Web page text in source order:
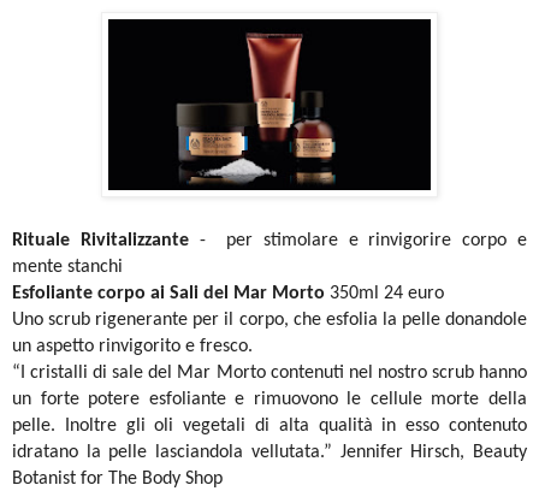
Rituale Rivitalizzante- per stimolare e rinvigorire corpo e
mente stanchi
Esfoliante corpo ai Sali del Mar Morto 350ml 24 euro
Uno scrub rigenerante per il corpo, che esfolia la pelle donandole
un aspetto rinvigorito e fresco.
“I cristalli di sale del Mar Morto contenuti nel nostro scrub hanno
un forte potere esfoliante e rimuovono le cellule morte della
pelle. Inoltre gli oli vegetali di alta qualità in esso contenuto
idratano la pelle lasciandola vellutata.” Jennifer Hirsch, Beauty
Botanist for The Body Shop